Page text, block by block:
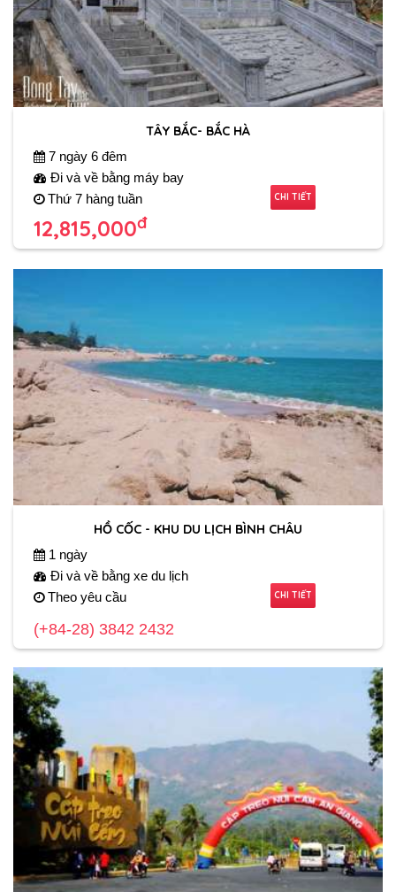
TÂY BẮC- BẮC HÀ
7 ngày 6 đêm
Đi và về bằng máy bay
Thứ 7 hàng tuần
12,815,000đ
CHI TIẾT
HỒ CỐC - KHU DU LỊCH BÌNH CHÂU
1 ngày
Đi và về bằng xe du lịch
Theo yêu cầu
(+84-28) 3842 2432
CHI TIẾT